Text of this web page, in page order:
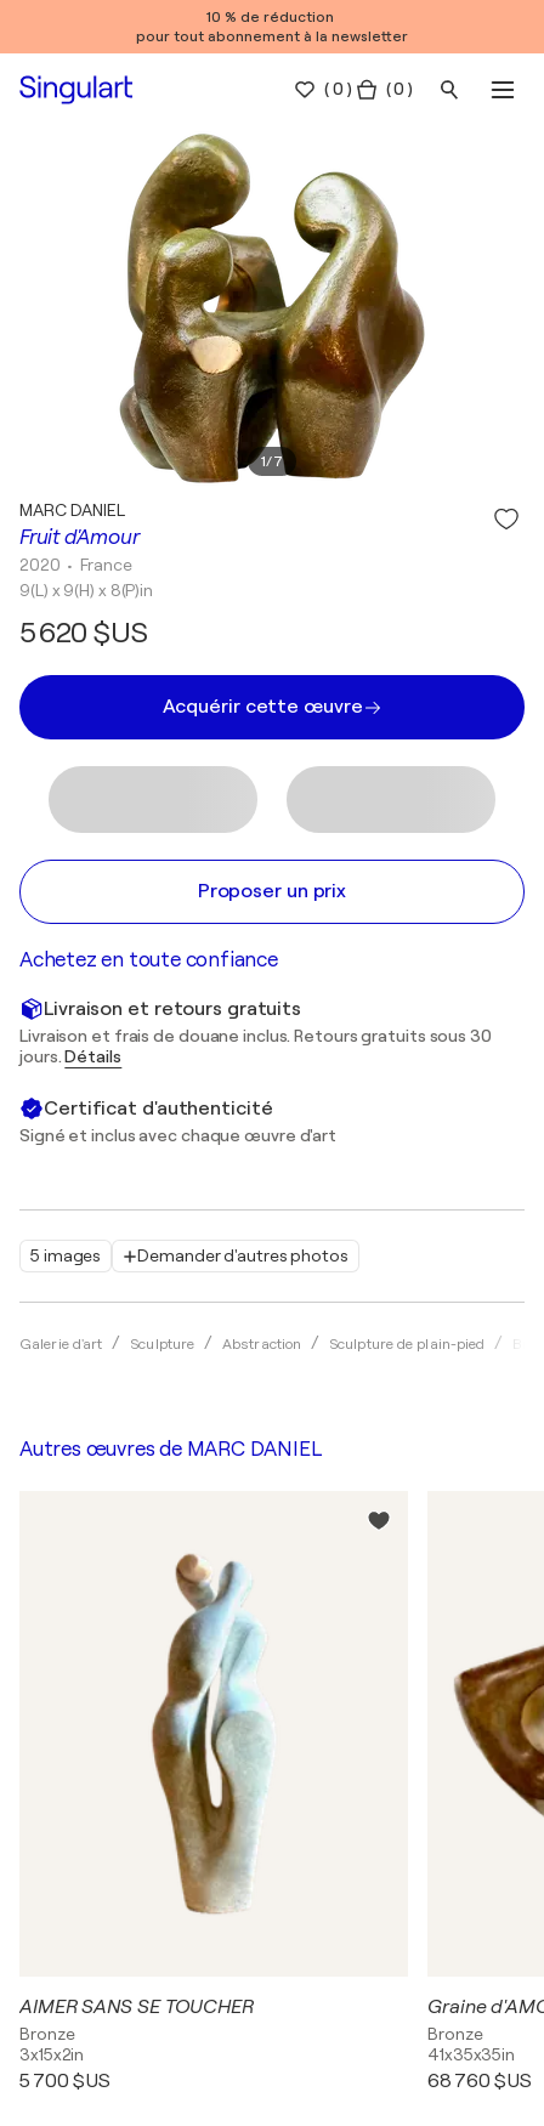
10 % de réduction
pour tout abonnement à la newsletter
(0 ) ( 0 )
1/7
5 images Demander d'autres photos
Galerie d'art Sculpture Abstraction Sculpture de plain-pied
Fruit d'Amour
MARC DANIEL
2020 • France
9(L) x 9(H) x 8(P)in
5 620 $US
Acquérir cette œuvre
Proposer un prix
Achetez en toute confiance
Livraison et retours gratuits
Livraison et frais de douane inclus. Retours gratuits sous 30
jours.Détails
Certificat d'authenticité
Signé et inclus avec chaque œuvre d'art
Autres œuvres de MARC DANIEL
AIMER SANS SE TOUCHER
Bronze
3x15x2in
5 700 $US
Graine
Bronze
41x35x35in
68 760 $US